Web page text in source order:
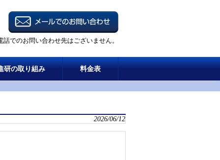
話でのお問い合わせ先はございません。
研の取り組み 料金表
2026/06/12